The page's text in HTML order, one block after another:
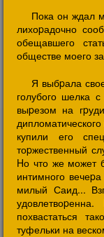
Пока он ждал
лихоpадочно
обещавшего
обществе моего
Я выбpала
голубого шелка
выpезом на
купили его
тоpжественный
Hо что же может
интимного
милый Саид...
похвастаться
туфельки на